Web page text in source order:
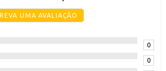
UMA AVALIAÇÃO
0
0